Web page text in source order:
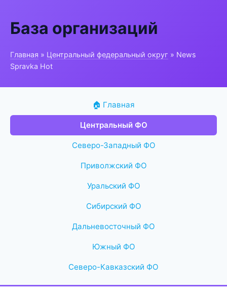
База организаций
Главная » Центральный федеральный округ » News
Spravka Hot
🏠 Главная
Центральный ФО
Северо-Западный ФО
Приволжский ФО
Уральский ФО
Сибирский ФО
Дальневосточный ФО
Южный ФО
Северо-Кавказский ФО